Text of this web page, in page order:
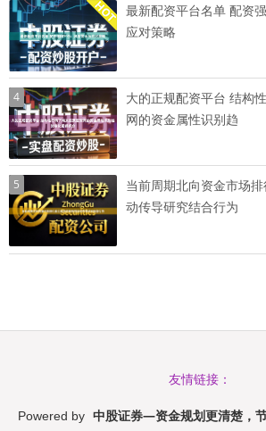
最新配资平台名单 配资
应对策略
4
大的正规配资平台 结构
网的资金属性识别趋
5
当前周期北向资金市场
动传导研究结合行为
友情链接：
Powered by 中股证券—资金规划更清楚，